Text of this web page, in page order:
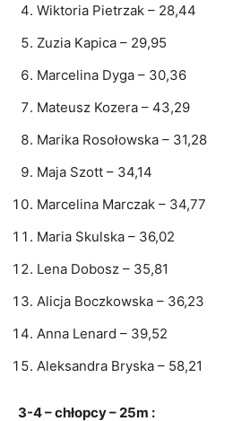
Wiktoria Pietrzak – 28,44
Zuzia Kapica – 29,95
Marcelina Dyga – 30,36
Mateusz Kozera – 43,29
Marika Rosołowska – 31,28
Maja Szott – 34,14
Marcelina Marczak – 34,77
Maria Skulska – 36,02
Lena Dobosz – 35,81
Alicja Boczkowska – 36,23
Anna Lenard – 39,52
Aleksandra Bryska – 58,21
3-4 – chłopcy – 25m :